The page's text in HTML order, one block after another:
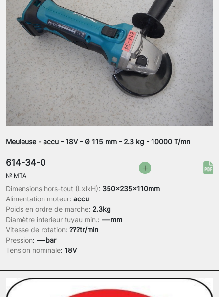
Meuleuse - accu - 18V - Ø 115 mm - 2.3 kg - 10000 T/mn
Dimensions hors-tout (LxlxH): 350x235x110mm
Alimentation moteur: accu
Poids en ordre de marche: 2.3kg
Diamètre interieur tuyau min.: ---mm
Vitesse de rotation: ???tr/min
Pression: ---bar
Tension nominale: 18V
614-34-0
№ MTA